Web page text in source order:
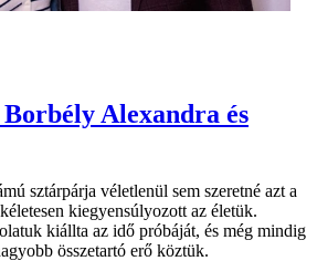
Alexandra és
sztárpárja véletlenül sem szeretné azt a
kiegyensúlyozott az életük.
kiállta az idő próbáját, és még mindig
összetartó erő köztük.